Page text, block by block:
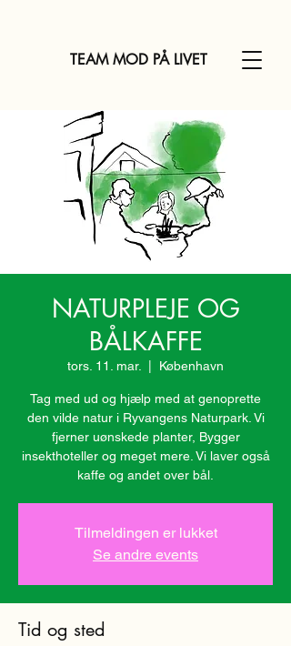
TEAM MOD PÅ LIVET
NATURPLEJE OG
BÅLKAFFE
tors. 11. mar. København
Tag med ud og hjælp med at genoprette
den vilde natur i Ryvangens Naturpark. Vi
fjerner uønskede planter, Bygger
insekthoteller og meget mere. Vi laver også
kaffe og andet over bål.
Tilmeldingen er lukket
Se andre events
Tid og sted